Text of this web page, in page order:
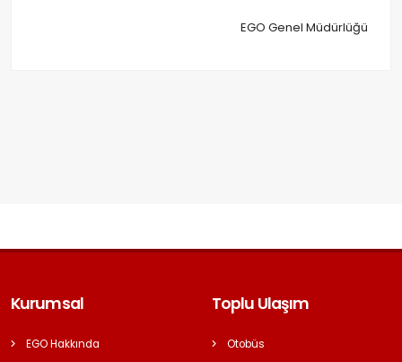
EGO Genel Müdürlüğü
Kurumsal
EGO Hakkında
Toplu Ulaşım
Otobüs